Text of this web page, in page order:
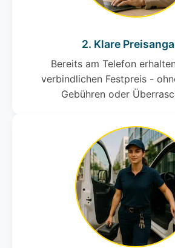
2. Klare
Bereits am Telefon
verbindlichen Festpreis -
Gebühren oder